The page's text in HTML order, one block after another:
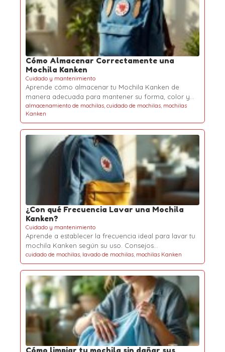
Cómo Almacenar Correctamente una
Mochila Kanken
Cuidado y mantenimiento
Aprende cómo almacenar tu Mochila Kanken de
manera adecuada para mantener su forma, color y…
almacenamiento de mochilas, cuidado de mochilas, mochilas
Kanken
¿Con qué Frecuencia Lavar una Mochila
Kanken?
Cuidado y mantenimiento
Aprende a establecer la frecuencia ideal para lavar tu
mochila Kanken según su uso. Consejos…
cuidado de mochilas, lavado de mochilas, mochilas Kanken